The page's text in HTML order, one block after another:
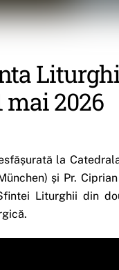
mai 2026
la
și Pr.
Liturghii din